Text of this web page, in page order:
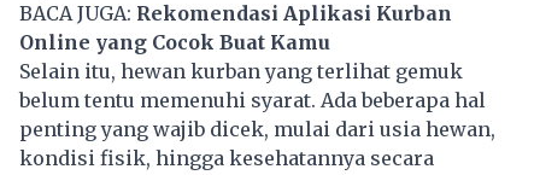
BACA JUGA: Rekomendasi Aplikasi Kurban
Online yang Cocok Buat Kamu
Selain itu, hewan kurban yang terlihat gemuk
belum tentu memenuhi syarat. Ada beberapa hal
penting yang wajib dicek, mulai dari usia hewan,
kondisi fisik, hingga kesehatannya secara